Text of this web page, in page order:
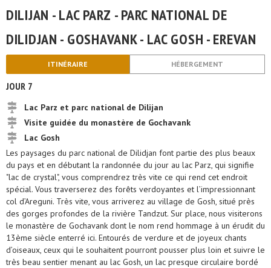
DILIJAN - LAC PARZ - PARC NATIONAL DE
DILIDJAN - GOSHAVANK - LAC GOSH - EREVAN
ITINÉRAIRE HÉBERGEMENT
JOUR 7
Lac Parz et parc national de Dilijan
Visite guidée du monastère de Gochavank
Lac Gosh
Les paysages du parc national de Dilidjan font partie des plus beaux
du pays et en débutant la randonnée du jour au lac Parz, qui signifie
"lac de crystal", vous comprendrez très vite ce qui rend cet endroit
spécial. Vous traverserez des forêts verdoyantes et l’impressionnant
col d’Areguni. Très vite, vous arriverez au village de Gosh, situé près
des gorges profondes de la rivière Tandzut. Sur place, nous visiterons
le monastère de Gochavank dont le nom rend hommage à un érudit du
13ème siècle enterré ici. Entourés de verdure et de joyeux chants
d’oiseaux, ceux qui le souhaitent pourront pousser plus loin et suivre le
très beau sentier menant au lac Gosh, un lac presque circulaire bordé